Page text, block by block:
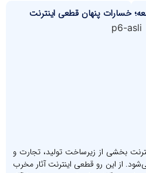
خسارات پنهان قطعی اینترنت
بخشی از زیرساخت تولید، تجارت و
از این رو قطعی اینترنت آثار مخرب